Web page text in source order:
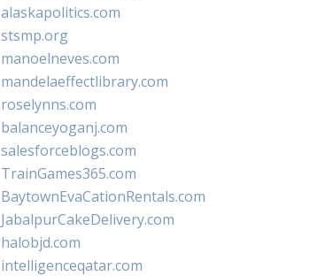
alaskapolitics.com
stsmp.org
manoelneves.com
mandelaeffectlibrary.com
roselynns.com
balanceyoganj.com
salesforceblogs.com
TrainGames365.com
BaytownEvaCationRentals.com
JabalpurCakeDelivery.com
halobjd.com
intelligenceqatar.com